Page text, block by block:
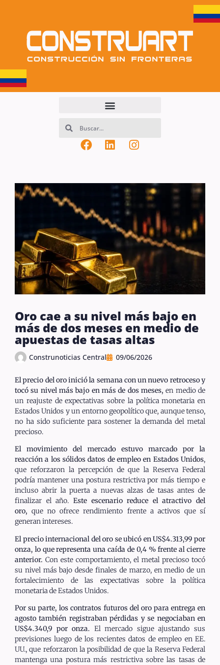
Oro cae a su nivel más bajo en
más de dos meses en medio de
apuestas de tasas altas
Construnoticias Central 09/06/2026
El precio del oro inició la semana con un nuevo retroceso y
tocó su nivel más bajo en más de dos meses, en medio de
un reajuste de expectativas sobre la política monetaria en
Estados Unidos y un entorno geopolítico que, aunque tenso,
no ha sido suficiente para sostener la demanda del metal
precioso.
El movimiento del mercado estuvo marcado por la
reacción a los sólidos datos de empleo en Estados Unidos,
que reforzaron la percepción de que la Reserva Federal
podría mantener una postura restrictiva por más tiempo e
incluso abrir la puerta a nuevas alzas de tasas antes de
finalizar el año. Este escenario reduce el atractivo del
oro,que no ofrece rendimiento frente a activos que sí
generan intereses.
El precio internacional del oro se ubicó en US$4.313,99 por
onza, lo que representa una caída de 0,4 % frente al cierre
anterior. Con este comportamiento, el metal precioso tocó
su nivel más bajo desde finales de marzo, en medio de un
fortalecimiento de las expectativas sobre la política
monetaria de Estados Unidos.
Por su parte, los contratos futuros del oro para entrega en
agosto también registraban pérdidas y se negociaban en
US$4.340,9 por onza. El mercado sigue ajustando sus
previsiones luego de los recientes datos de empleo en EE.
UU., que reforzaron la posibilidad de que la Reserva Federal
mantenga una postura más restrictiva sobre las tasas de